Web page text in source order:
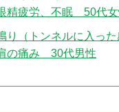
精疲労、不眠 50代
り（トンネルに入っ
の痛み 30代男性